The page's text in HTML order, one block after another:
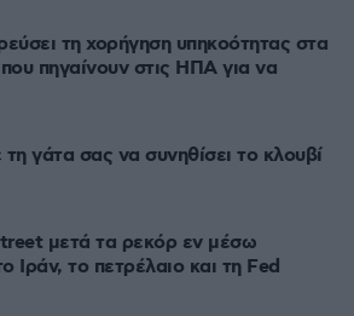
τη χορήγηση υπηκοότητας στα
πηγαίνουν στις ΗΠΑ για να
γάτα σας να συνηθίσει το κλουβί
μετά τα ρεκόρ εν μέσω
Ιράν, το πετρέλαιο και τη Fed